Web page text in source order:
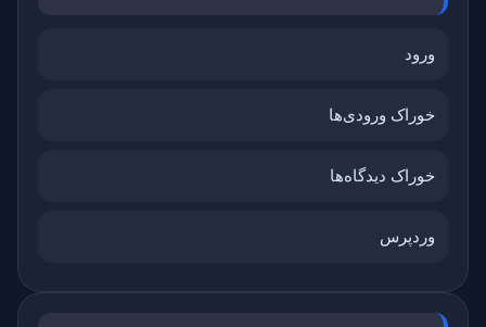
ورود
خوراک ورودی‌ها
خوراک دیدگاه‌ها
وردپرس